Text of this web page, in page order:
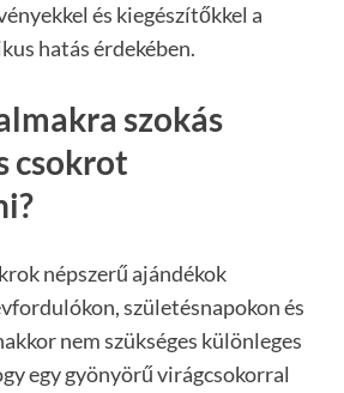
és kiegészítőkkel a
hatás érdekében.
szokás
csokrot
népszerű ajándékok
születésnapokon és
nem szükséges különleges
egy gyönyörű virágcsokorral